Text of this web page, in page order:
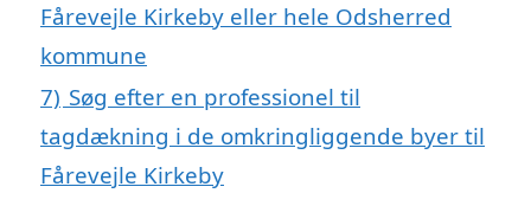
Fårevejle Kirkeby eller hele Odsherred
kommune
7) Søg efter en professionel til
tagdækning i de omkringliggende byer til
Fårevejle Kirkeby